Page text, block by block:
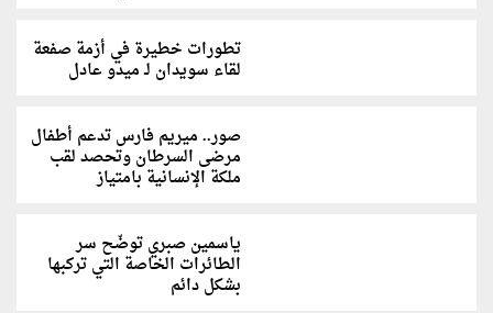
تطورات خطيرة في أزمة صفعة
لقاء سويدان لـ ميدو عادل
صور.. ميريم فارس تدعم أطفال
مرضى السرطان وتحصد لقب
ملكة الإنسانية بامتياز
ياسمين صبري توضّح سر
الطائرات الخاصة التي تركبها
بشكل دائم